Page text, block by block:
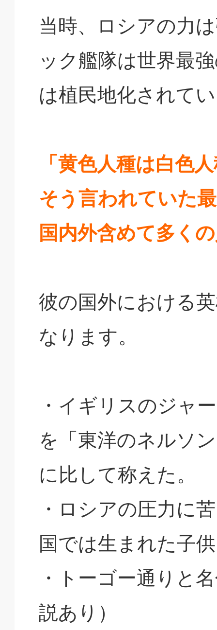
当時、ロシアの力
ック艦隊は世界最
は植民地化されて
「黄色人種は白色
そう言われていた
国内外含めて多く
彼の国外における
なります。
・イギリスのジャ
を「東洋のネルソ
に比して称えた。
・ロシアの圧力に
国では生まれた子
・トーゴー通りと
説あり）